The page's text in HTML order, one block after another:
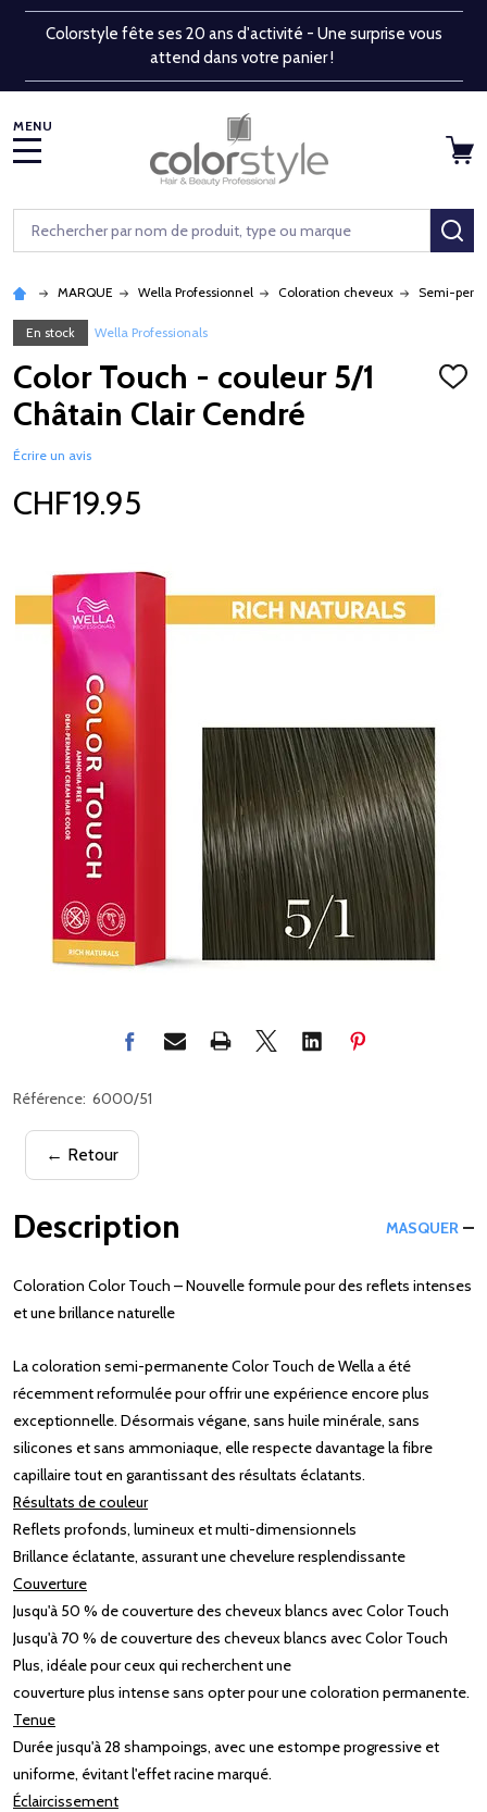
Colorstyle fête ses 20 ans d'activité - Une surprise vous
attend dans votre panier !
Rechercher
MARQUE Wella Professionnel Coloration cheveux Semi-
En stock Wella Professionals
Color Touch - couleur 5/1
Châtain Clair Cendré
Écrire un avis
CHF19.95
Référence: 6000/51
← Retour
Description MASQUER
Coloration Color Touch – Nouvelle formule pour des reflets intenses
et une brillance naturelle
La coloration semi-permanente Color Touch de Wella a été
récemment reformulée pour offrir une expérience encore plus
exceptionnelle. Désormais végane, sans huile minérale, sans
silicones et sans ammoniaque, elle respecte davantage la fibre
capillaire tout en garantissant des résultats éclatants. ​
Résultats de couleur
Reflets profonds, lumineux et multi-dimensionnels​
Brillance éclatante, assurant une chevelure resplendissante​
Couverture
Jusqu'à 50 % de couverture des cheveux blancs avec Color Touch​
Jusqu'à 70 % de couverture des cheveux blancs avec Color Touch
Plus, idéale pour ceux qui recherchent une
couverture plus intense sans opter pour une coloration permanente. ​
Tenue
Durée jusqu'à 28 shampoings, avec une estompe progressive et
uniforme, évitant l'effet racine marqué. ​
Éclaircissement